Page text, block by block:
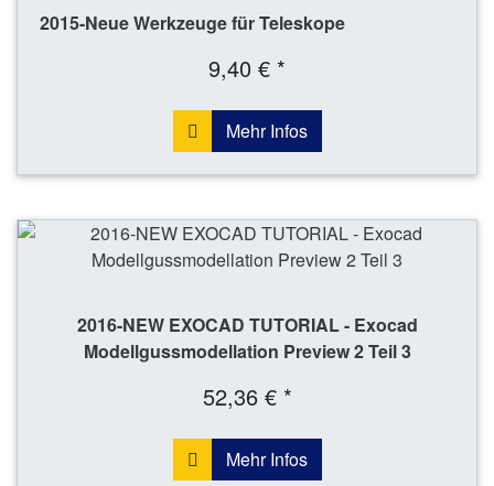
2015-Neue Werkzeuge für Teleskope
9,40 € *
Mehr Infos
2016-NEW EXOCAD TUTORIAL - Exocad
Modellgussmodellation Preview 2 Teil 3
52,36 € *
Mehr Infos